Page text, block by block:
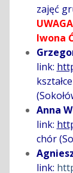
zajęć
Iwona
link:
Anna
link:
chór
link: